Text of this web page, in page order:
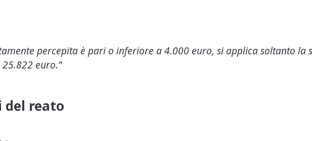
percepita è pari o inferiore a 4.000 euro, si applica soltanto la
euro.”
reato